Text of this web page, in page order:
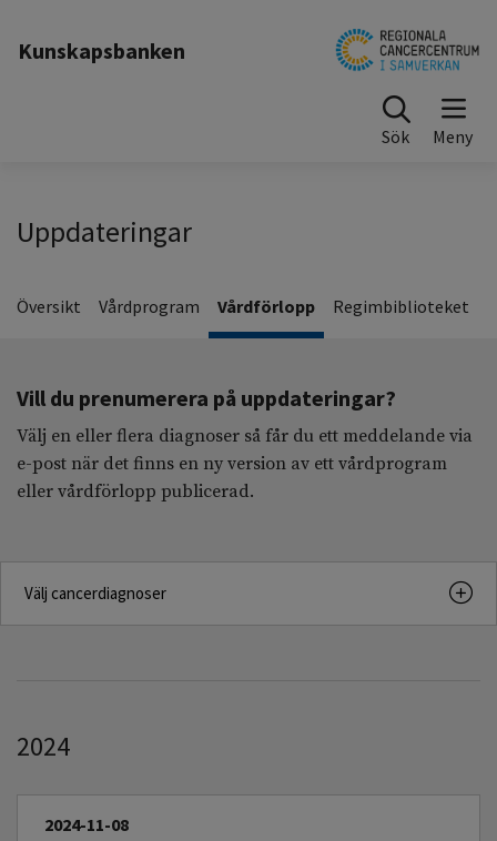
Kunskapsbanken
Sök
Uppdateringar
Översikt Vårdprogram Vårdförlopp Regimbiblioteket
Vill du prenumerera på uppdateringar?
Välj en eller flera diagnoser så får du ett meddelande via
e-post när det finns en ny version av ett vårdprogram
eller vårdförlopp publicerad.
Välj cancerdiagnoser
2024
2024-11-08